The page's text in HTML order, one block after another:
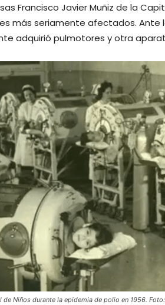
Francisco Javier Muñiz de la
más seriamente afectados. Ante
adquirió pulmotores y otra
de Niños durante la epidemia de polio en 1956.